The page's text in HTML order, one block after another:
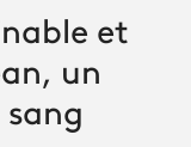
et
un